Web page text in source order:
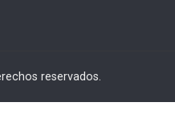
reservados.